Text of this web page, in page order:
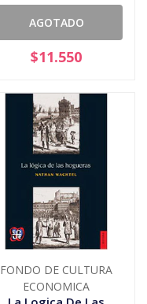
AGOTADO
$11.550
FONDO DE CULTURA
ECONOMICA